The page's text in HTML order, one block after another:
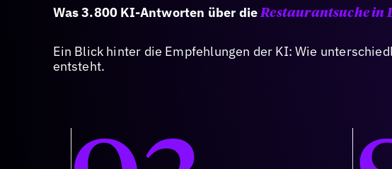
Was 3.800 KI-Antworten über dieRestaurantsuche in
Ein Blick hinter die Empfehlungen der KI: Wie
entsteht.